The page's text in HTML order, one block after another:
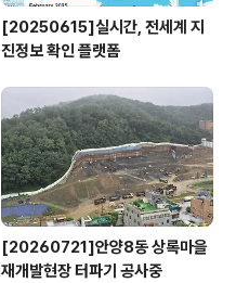
[20250615]실시간, 전세계 지
진정보 확인 플랫폼
[20260721]안양8동 상록마을
재개발현장 터파기 공사중